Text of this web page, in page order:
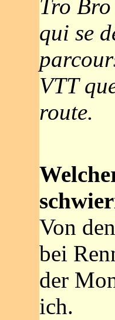
Tro
qui se
VTT
route.
Von
bei
der
ich.